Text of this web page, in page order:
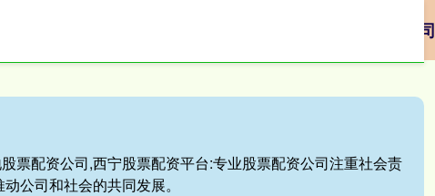
本地股票配资公司
票配资公司,西宁股票配资平台:专业股票配资公司注重社会责
公司和社会的共同发展。